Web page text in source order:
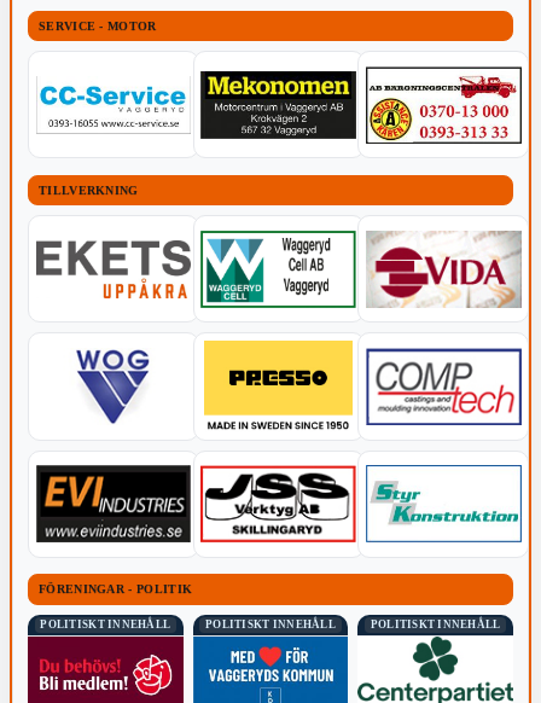
SERVICE - MOTOR
TILLVERKNING
FÖRENINGAR - POLITIK
POLITISKT INNEHÅLL POLITISKT INNEHÅLL POLITISKT INNEHÅLL